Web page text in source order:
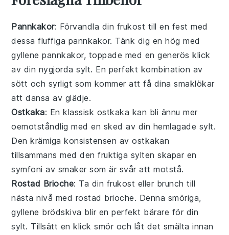
Pannkakor: Förvandla din frukost till en fest med
dessa fluffiga pannkakor. Tänk dig en hög med
gyllene pannkakor, toppade med en generös klick
av din nygjorda sylt. En perfekt kombination av
sött och syrligt som kommer att få dina smaklökar
att dansa av glädje.
Ostkaka: En klassisk ostkaka kan bli ännu mer
oemotståndlig med en sked av din hemlagade sylt.
Den krämiga konsistensen av ostkakan
tillsammans med den fruktiga sylten skapar en
symfoni av smaker som är svår att motstå.
Rostad Brioche: Ta din frukost eller brunch till
nästa nivå med rostad brioche. Denna smöriga,
gyllene brödskiva blir en perfekt bärare för din
sylt. Tillsätt en klick smör och låt det smälta innan